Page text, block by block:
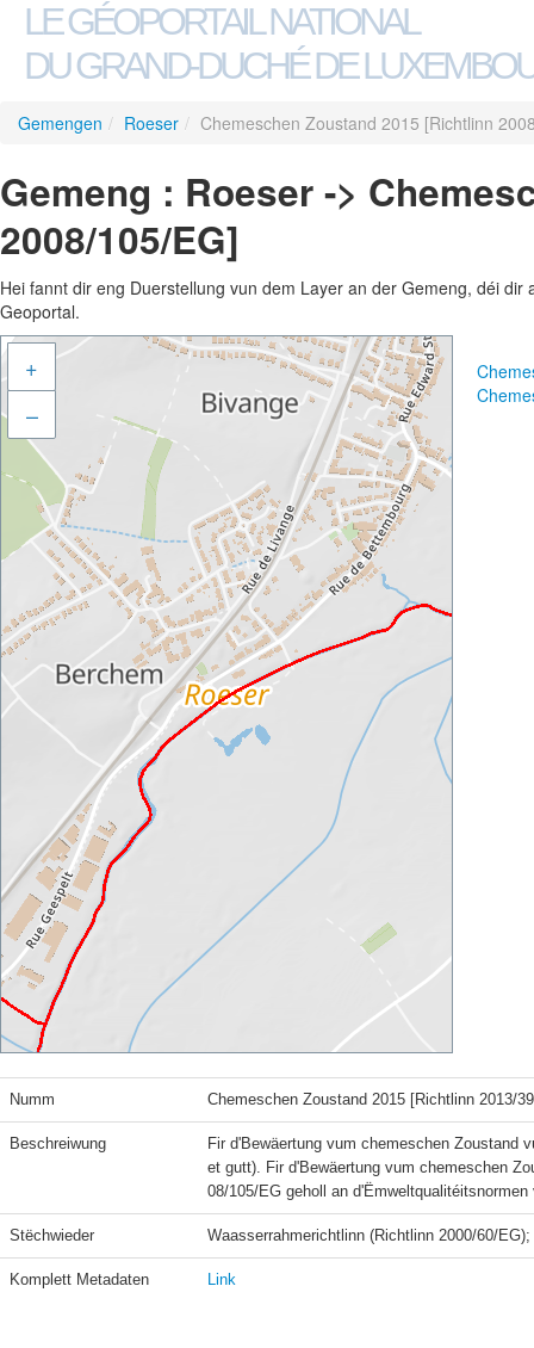
LE GÉOPORTAIL NATIONAL
DU GRAND-DUCHÉ DE
Gemengen / Roeser / Chemeschen Zoustand 2015 [Richtlinn
Gemeng : Roeser ->
2008/105/EG]
Hei fannt dir eng Duerstellung vun dem Layer an der Gemeng, déi
Geoportal.
+
–
Numm Chemeschen Zoustand 2015 [Richtlinn 2013/
Beschreiwung
Fir d'Bewäertung vum chemeschen Zoustand
et gutt). Fir d'Bewäertung vum chemeschen
08/105/EG geholl an
Stëchwieder Waasserrahmerichtlinn (Richtlinn 2000/60/
Komplett Metadaten Link